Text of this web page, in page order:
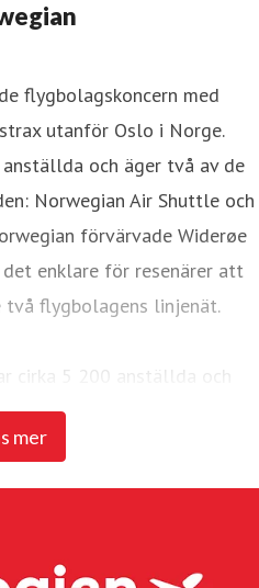
mer
flygbolagskoncern med
utanför Oslo i Norge.
och äger två av de
Norwegian Air Shuttle och
förvärvade Widerøe
enklare för resenärer att
två flygbolagens linjenät.
cirka 5 200 anställda och
som binder samman de
utbud av destinationer i